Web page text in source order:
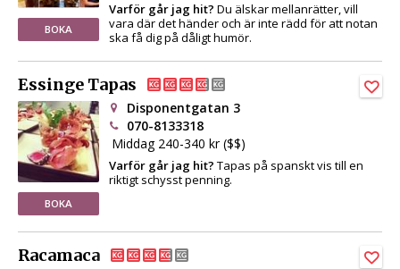
BOKA
Varför går jag hit? Du älskar mellanrätter, vill
vara där det händer och är inte rädd för att notan
ska få dig på dåligt humör.
Essinge Tapas
BOKA
Disponentgatan 3
070-8133318
Middag 240-340 kr ($$)
Varför går jag hit? Tapas på spanskt vis till en
riktigt schysst penning.
Racamaca